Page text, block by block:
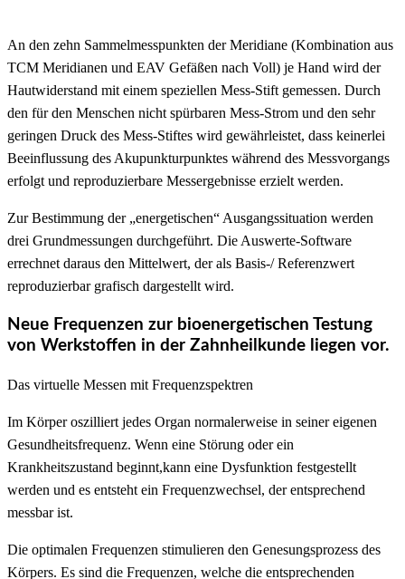
An den zehn Sammelmesspunkten der Meridiane (Kombination aus
TCM Meridianen und EAV Gefäßen nach Voll) je Hand wird der
Hautwiderstand mit einem speziellen Mess-Stift gemessen. Durch
den für den Menschen nicht spürbaren Mess-Strom und den sehr
geringen Druck des Mess-Stiftes wird gewährleistet, dass keinerlei
Beeinflussung des Akupunkturpunktes während des Messvorgangs
erfolgt und reproduzierbare Messergebnisse erzielt werden.
Zur Bestimmung der „energetischen“ Ausgangssituation werden
drei Grundmessungen durchgeführt. Die Auswerte-Software
errechnet daraus den Mittelwert, der als Basis-/ Referenzwert
reproduzierbar grafisch dargestellt wird.
Neue Frequenzen zur bioenergetischen Testung
von Werkstoffen in der Zahnheilkunde liegen vor.
Das virtuelle Messen mit Frequenzspektren
Im Körper oszilliert jedes Organ normalerweise in seiner eigenen
Gesundheitsfrequenz. Wenn eine Störung oder ein
Krankheitszustand beginnt,kann eine Dysfunktion festgestellt
werden und es entsteht ein Frequenzwechsel, der entsprechend
messbar ist.
Die optimalen Frequenzen stimulieren den Genesungsprozess des
Körpers. Es sind die Frequenzen, welche die entsprechenden